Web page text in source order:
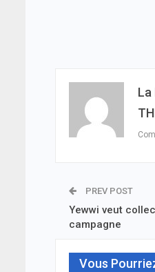
La
PREV POST
Yewwi veut
campagne
Vous